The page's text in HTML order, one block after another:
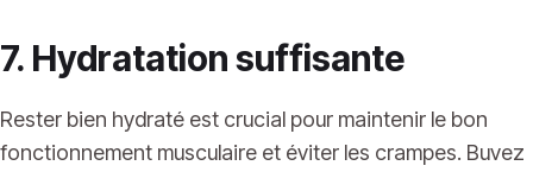
7. Hydratation suffisante
Rester bien hydraté est crucial pour maintenir le bon
fonctionnement musculaire et éviter les crampes. Buvez